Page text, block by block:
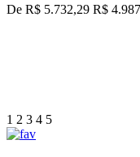
De R$ 5.732,29 R$
1 2 3 4 5